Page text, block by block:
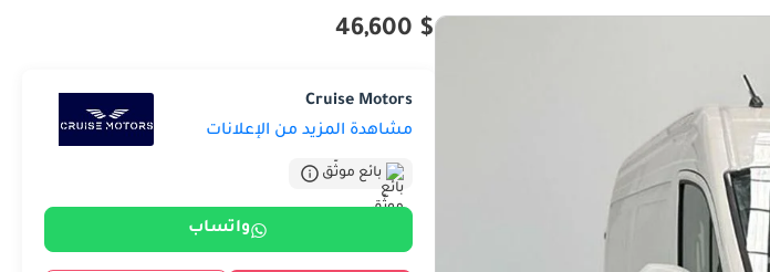
$ 46,600
Cruise Motors
مشاهدة المزيد من الإعلانات
بائع موثّق
واتساب